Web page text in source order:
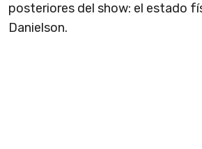
posteriores del show: el estado
Danielson.